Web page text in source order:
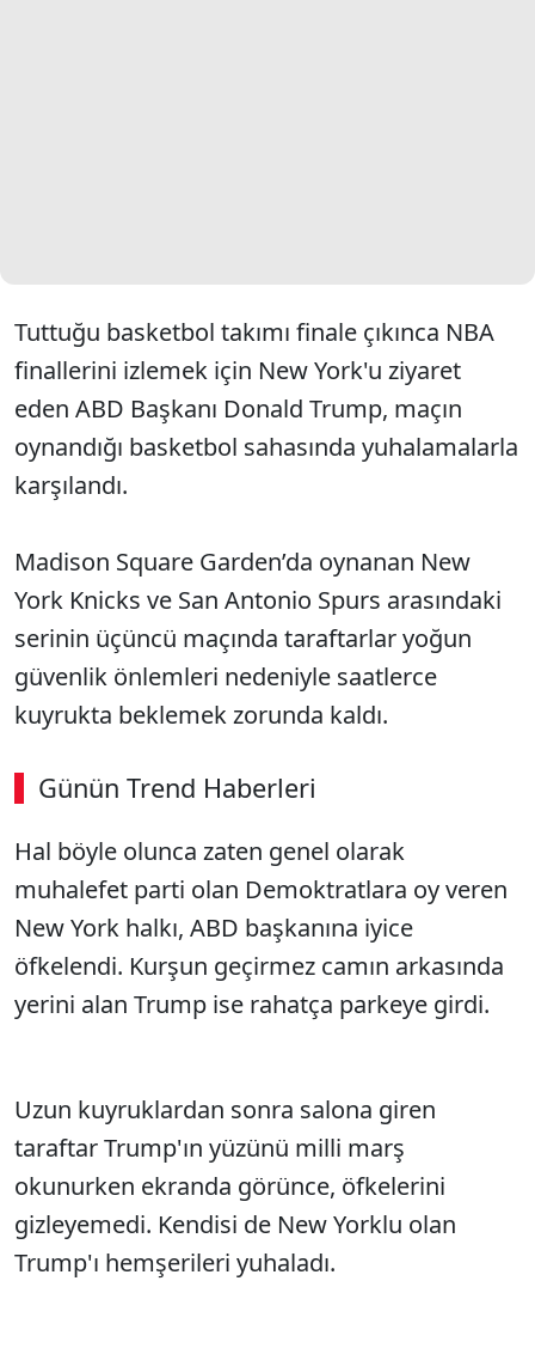
Tuttuğu basketbol takımı finale çıkınca NBA
finallerini izlemek için New York'u ziyaret
eden ABD Başkanı Donald Trump, maçın
oynandığı basketbol sahasında yuhalamalarla
karşılandı.
Madison Square Garden’da oynanan New
York Knicks ve San Antonio Spurs arasındaki
serinin üçüncü maçında taraftarlar yoğun
güvenlik önlemleri nedeniyle saatlerce
kuyrukta beklemek zorunda kaldı.
Günün Trend Haberleri
00:02 / 08:43
Hal böyle olunca zaten genel olarak
muhalefet parti olan Demoktratlara oy veren
New York halkı, ABD başkanına iyice
öfkelendi. Kurşun geçirmez camın arkasında
yerini alan Trump ise rahatça parkeye girdi.
Uzun kuyruklardan sonra salona giren
taraftar Trump'ın yüzünü milli marş
okunurken ekranda görünce, öfkelerini
gizleyemedi. Kendisi de New Yorklu olan
Trump'ı hemşerileri yuhaladı.